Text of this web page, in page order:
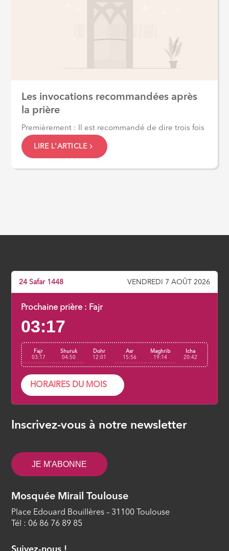
Les invocations recommandées après
la prière
Premièrement : Il est recommandé de dire trois fois
LIRE L'ARTICLE
24 Safar 1448 VENDREDI 7 AOÛT 2026
Prochaine prière : Fajr
03:17
Fajr
03:17
Shuruk
04:50
Dohr
12:01
Asr
15:56
Maghrib
19:14
Icha
20:42
HORAIRES DU MOIS
Inscrivez-vous à notre newsletter
JE M'ABONNE
Mosquée Mirail Toulouse
Place Edouard Bouillères – 31100 Toulouse
Tél : 06 86 76 89 85